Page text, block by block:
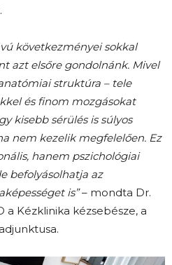
következményei sokkal
azt elsőre gondolnánk. Mivel
struktúra – tele
és finom mozgásokat
kisebb sérülés is súlyos
nem kezelik megfelelően. Ez
hanem pszichológiai
befolyásolhatja az
is”– mondta Dr.
a Kézklinika kézsebésze, a